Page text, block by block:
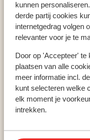
kunnen
derde partij cookies
internetgedrag volgen
relevanter voor je te
Door op 'Accepteer' te
plaatsen van alle
meer informatie incl.
kunt selecteren welke
elk moment je
intrekken.